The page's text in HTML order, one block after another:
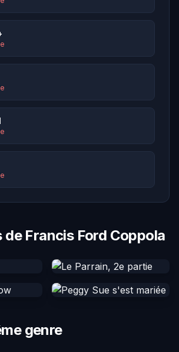
Francis Ford Coppola
genre